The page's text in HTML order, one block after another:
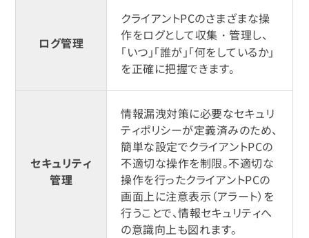
ログ管理
クライアントPCのさまざまな操
作をログとして収集・管理し、
「いつ」「誰が」「何をしているか」
を正確に把握できます。
セキュリティ
管理
情報漏洩対策に必要なセキュリ
ティポリシーが定義済みのため、
簡単な設定でクライアントPCの
不適切な操作を制限。不適切な
操作を行ったクライアントPCの
画面上に注意表示（アラート）を
行うことで、情報セキュリティへ
の意識向上も図れます。